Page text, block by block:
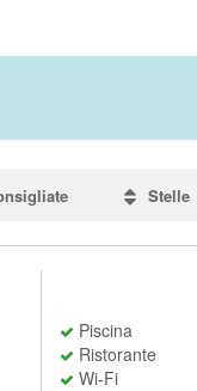
Stelle
Piscina
Ristorante
Wi-Fi